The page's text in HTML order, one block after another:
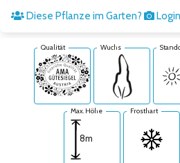
Diese Pflanze im Garten?
Qualität Wuchs
Max. Höhe
8m
Frosthart